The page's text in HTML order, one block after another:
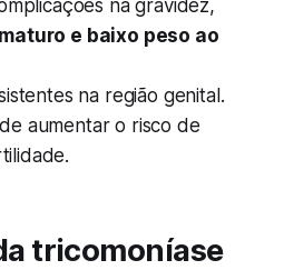
na gravidez,
e baixo peso ao
na região genital.
aumentar o risco de
tricomoníase